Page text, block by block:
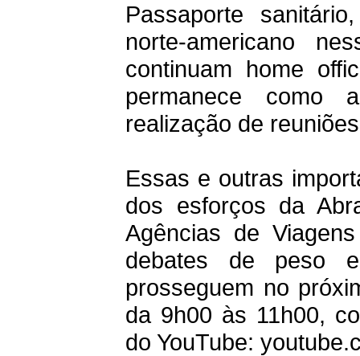
Passaporte
norte-americano
continuam home
permanece como
realização de
Essas e outras
dos esforços da
Agências de
debates de peso
prosseguem no
da 9h00 às 11h00,
do YouTube: